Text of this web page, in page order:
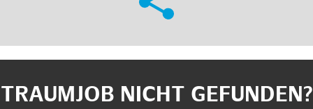
TRAUMJOB NICHT GEFUNDEN?